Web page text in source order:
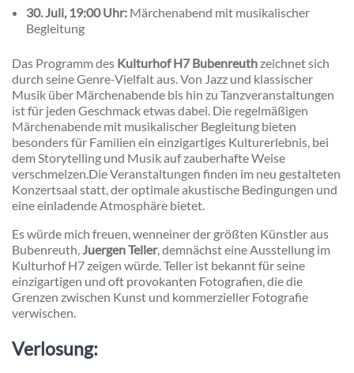
30. Juli, 19:00 Uhr: Märchenabend mit musikalischer
Begleitung
Das Programm des Kulturhof H7 Bubenreuthzeichnet sich
durch seine Genre-Vielfalt aus. Von Jazz und klassischer
Musik über Märchenabende bis hin zu Tanzveranstaltungen
ist für jeden Geschmack etwas dabei. Die regelmäßigen
Märchenabende mit musikalischer Begleitung bieten
besonders für Familien ein einzigartiges Kulturerlebnis, bei
dem Storytelling und Musik auf zauberhafte Weise
verschmelzen.Die Veranstaltungen finden im neu gestalteten
Konzertsaal statt, der optimale akustische Bedingungen und
eine einladende Atmosphäre bietet.
Es würde mich freuen, wenneiner der größten Künstler aus
Bubenreuth,Juergen Teller, demnächst eine Ausstellung im
Kulturhof H7 zeigen würde. Teller ist bekannt für seine
einzigartigen und oft provokanten Fotografien, die die
Grenzen zwischen Kunst und kommerzieller Fotografie
verwischen.
Verlosung: